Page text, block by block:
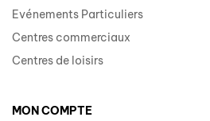
Evénements Particuliers
Centres commerciaux
Centres de loisirs
MON COMPTE